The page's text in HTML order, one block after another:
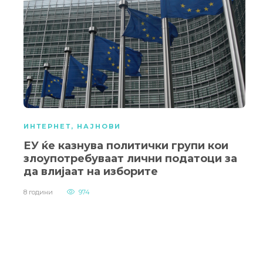
ИНТЕРНЕТ, НАЈНОВИ
ЕУ ќе казнува политички групи кои
злоупотребуваат лични податоци за
да влијаат на изборите
8 години 974